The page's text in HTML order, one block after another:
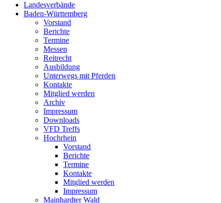
Landesverbände
Baden-Württemberg
Vorstand
Berichte
Termine
Messen
Reitrecht
Ausbildung
Unterwegs mit Pferden
Kontakte
Mitglied werden
Archiv
Impressum
Downloads
VFD Treffs
Hochrhein
Vorstand
Berichte
Termine
Kontakte
Mitglied werden
Impressum
Mainhardter Wald